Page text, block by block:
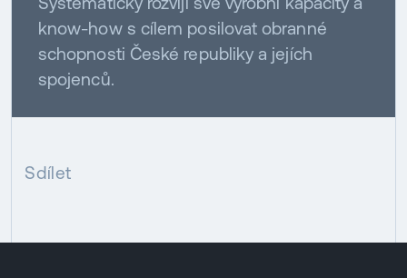
know-how s cílem posilovat obranné
schopnosti České republiky a jejích
spojenců.
Sdílet